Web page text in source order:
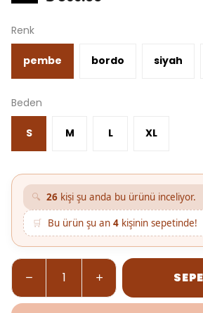
Renk
pembe bordo siyah
Beden
S M L XL
🔍 26 kişi şu anda bu ürünü inceliyor.
🛒 Bu ürün şu an 4 kişinin sepetinde!